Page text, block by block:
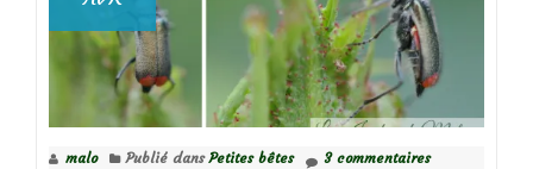
malo Publié dansPetites bêtes 3 commentaires